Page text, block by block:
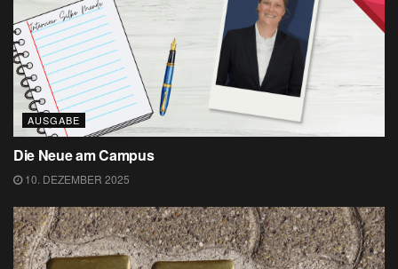
AUSGABE
Die Neue am Campus
10. DEZEMBER 2025